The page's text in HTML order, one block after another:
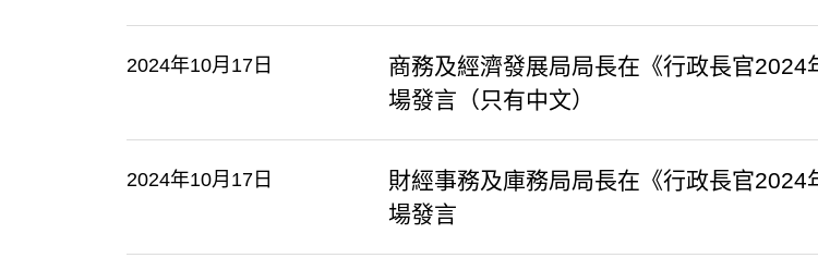
2024年10月17日
商務及經濟發展局局長在《行政長官
場發言（只有中文）
2024年10月17日
財經事務及庫務局局長在《行政長官
場發言